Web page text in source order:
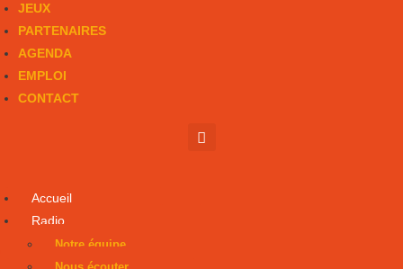
JEUX
PARTENAIRES
AGENDA
EMPLOI
CONTACT
Accueil
Radio
Notre équipe